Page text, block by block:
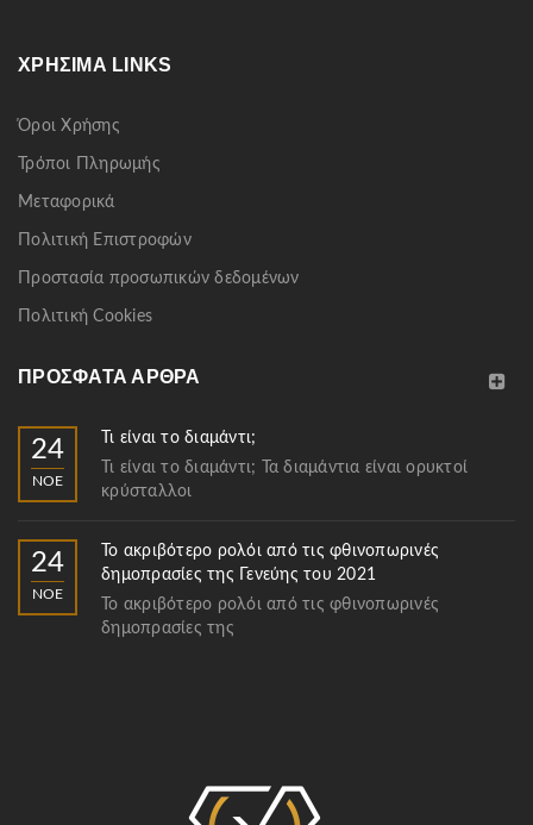
ΧΡΉΣΙΜΑ LINKS
Όροι Χρήσης
Τρόποι Πληρωμής
Μεταφορικά
Πολιτική Επιστροφών
Προστασία προσωπικών δεδομένων
Πολιτική Cookies
ΠΡΌΣΦΑΤΑ ΆΡΘΡΑ
24
ΝΟΈ
Τι είναι το διαμάντι;
Τι είναι το διαμάντι; Τα διαμάντια είναι ορυκτοί
κρύσταλλοι
24
ΝΟΈ
Το ακριβότερο ρολόι από τις φθινοπωρινές
δημοπρασίες της Γενεύης του 2021
Το ακριβότερο ρολόι από τις φθινοπωρινές
δημοπρασίες της